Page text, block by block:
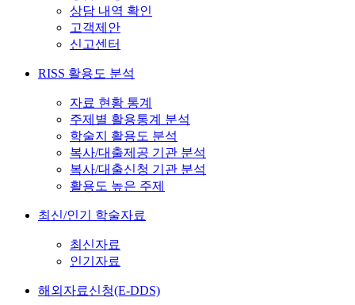
상담 내역 확인
고객제안
신고센터
RISS 활용도 분석
자료 현황 통계
주제별 활용통계 분석
학술지 활용도 분석
복사/대출제공 기관 분석
복사/대출신청 기관 분석
활용도 높은 주제
최신/인기 학술자료
최신자료
인기자료
해외자료신청(E-DDS)